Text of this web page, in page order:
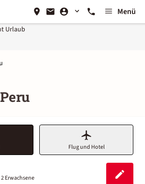
Menü
Urlaub
Flug und Hotel
2 Erwachsene